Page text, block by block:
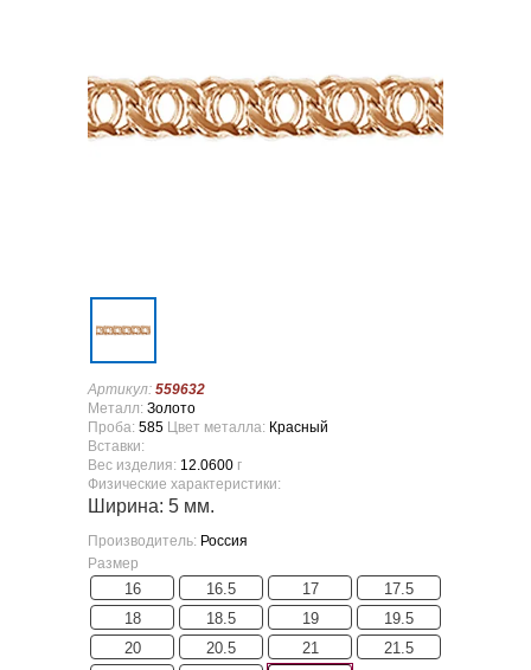
Артикул: 559632
Металл: Золото
Проба: 585 Цвет металла: Красный
Вставки:
Вес изделия: 12.0600 г
Физические характеристики:
Ширина: 5 мм.
Производитель: Россия
Размер
16 16.5 17
17.5
18
18.5 19
19.5
20
20.5 21
21.5